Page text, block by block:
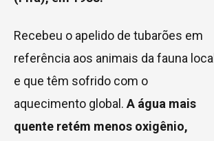
Recebeu o apelido de tubarões em
referência aos animais da fauna local
e que têm sofrido com o
aquecimento global. A água mais
quente retém menos oxigênio,